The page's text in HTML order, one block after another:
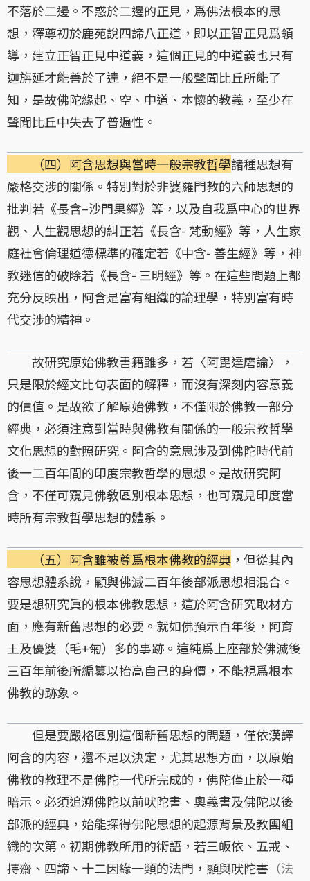
不落於二邊。不惑於二邊的正見，爲佛法根本的思
想，釋尊初於鹿苑說四諦八正道，即以正智正見爲領
導，建立正智正見中道義，這個正見的中道義也只有
迦旃延才能善於了達，絕不是一般聲聞比丘所能了
知，是故佛陀緣起、空、中道、本懷的教義，至少在
聲聞比丘中失去了普遍性。
（四）阿含思想與當時一般宗教哲學諸種思想有
嚴格交涉的關係。特別對於非婆羅門教的六師思想的
批判若《長含–沙門果經》等，以及自我爲中心的世界
觀、人生觀思想的糾正若《長含- 梵動經》等，人生家
庭社會倫理道德標準的確定若《中含- 善生經》等，神
教迷信的破除若《長含- 三明經》等。在這些問題上都
充分反映出，阿含是富有組織的論理學，特別富有時
代交涉的精神。
故研究原始佛教書籍雖多，若〈阿毘達磨論〉，
只是限於經文比句表面的解釋，而沒有深刻内容意義
的價值。是故欲了解原始佛教，不僅限於佛教一部分
經典，必須注意到當時與佛教有關係的一般宗教哲學
文化思想的對照研究。阿含的意思涉及到佛陀時代前
後一二百年間的印度宗教哲學的思想。是故研究阿
含，不僅可窺見佛敎區別根本思想，也可窺見印度當
時所有宗教哲學思想的體系。
（五）阿含雖被尊爲根本佛教的經典 ，但從其內
容思想體系說，顯與佛滅二百年後部派思想相混合。
要是想研究眞的根本佛教思想，這於阿含研究取材方
面，應有新舊思想的必要。就如佛預示百年後，阿育
王及優婆（毛+匊）多的事跡。這純爲上座部於佛滅後
三百年前後所編纂以抬高自己的身價，不能視爲根本
佛教的跡象。
但是要嚴格區別這個新舊思想的問題，僅依漢譯
阿含的内容，還不足以決定，尤其思想方面，以原始
佛教的教理不是佛陀一代所完成的，佛陀僅止於一種
暗示。必須追溯佛陀以前吠陀書、奧義書及佛陀以後
部派的經典，始能探得佛陀思想的起源背景及教團組
織的次第。初期佛教所用的術語，若三皈依、五戒、
持齋、四諦、十二因緣一類的法門，顯與吠陀書 （法